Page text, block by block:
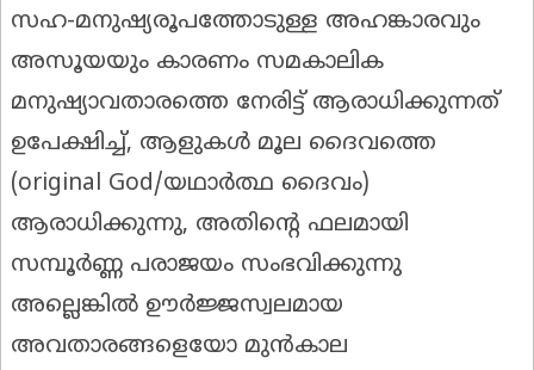
സഹ-മനുഷ്യരൂപത്തോടുള്ള അഹങ്കാരവും
അസൂയയും കാരണം സമകാലിക
മനുഷ്യാവതാരത്തെ നേരിട്ട് ആരാധിക്കുന്നത്
ഉപേക്ഷിച്ച്, ആളുകൾ മൂല ദൈവത്തെ
(original God/യഥാർത്ഥ ദൈവം)
ആരാധിക്കുന്നു, അതിന്റെ ഫലമായി
സമ്പൂർണ്ണ പരാജയം സംഭവിക്കുന്നു
അല്ലെങ്കിൽ ഊർജ്ജസ്വലമായ
അവതാരങ്ങളെയോ മുൻകാല